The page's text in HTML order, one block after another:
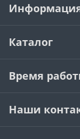
Каталог
Время
Наши